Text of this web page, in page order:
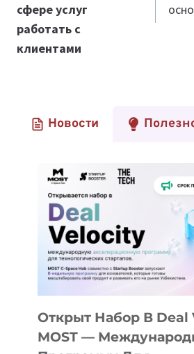
сфере услуг
работать с
клиентами
Новости
Открыт Набор В Deal
MOST —